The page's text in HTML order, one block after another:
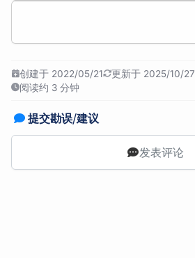
创建于 2022/05/21 更新于 2025/10/27
阅读约 3 分钟
提交勘误/建议
发表评论